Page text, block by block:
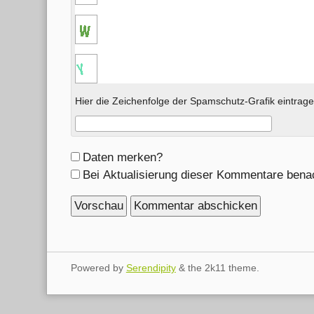
Hier die Zeichenfolge der Spamschutz-Grafik
Formular-
Optionen
Daten merken?
Bei Aktualisierung dieser Kommentare
Powered by Serendipity& the 2k11 theme.